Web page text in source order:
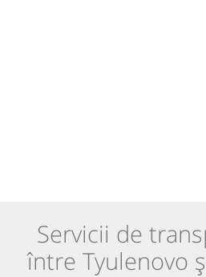
Servicii de
între Tyulenovo